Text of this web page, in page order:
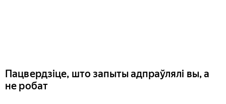
Пацвердзіце, што запыты адпраўлялі вы, а
не робат